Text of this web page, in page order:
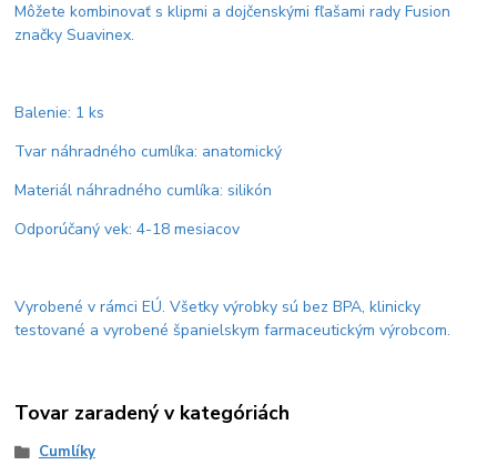
Môžete kombinovať s klipmi a dojčenskými fľašami rady Fusion
značky Suavinex.
Balenie: 1 ks
Tvar náhradného cumlíka: anatomický
Materiál náhradného cumlíka: silikón
Odporúčaný vek: 4-18 mesiacov
Vyrobené v rámci EÚ. Všetky výrobky sú bez BPA, klinicky
testované a vyrobené španielskym farmaceutickým výrobcom.
Tovar zaradený v kategóriách
Cumlíky